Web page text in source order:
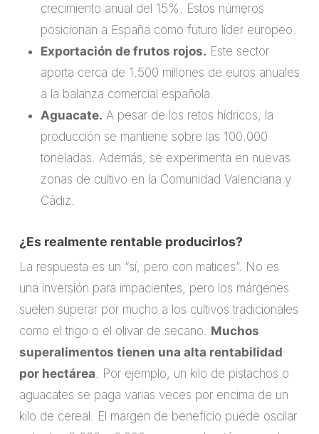
crecimiento anual del 15%. Estos números
posicionan a España como futuro líder europeo.
Exportación de frutos rojos. Este sector
aporta cerca de 1.500 millones de euros anuales
a la balanza comercial española.
Aguacate. A pesar de los retos hídricos, la
producción se mantiene sobre las 100.000
toneladas. Además, se experimenta en nuevas
zonas de cultivo en la Comunidad Valenciana y
Cádiz.
¿Es realmente rentable producirlos?
La respuesta es un “sí, pero con matices”. No es
una inversión para impacientes, pero los márgenes
suelen superar por mucho a los cultivos tradicionales
como el trigo o el olivar de secano. Muchos
superalimentos tienen una alta rentabilidad
por hectárea . Por ejemplo, un kilo de pistachos o
aguacates se paga varias veces por encima de un
kilo de cereal. El margen de beneficio puede oscilar